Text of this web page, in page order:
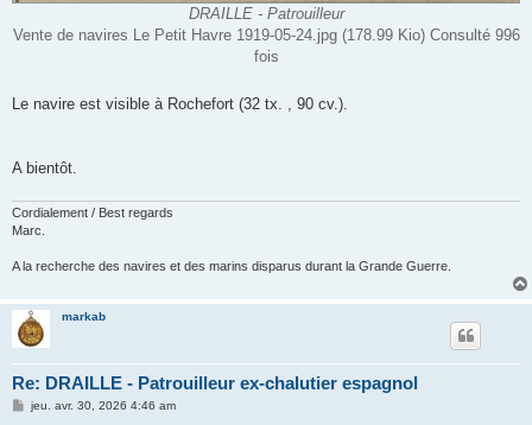
DRAILLE - Patrouilleur
Vente de navires Le Petit Havre 1919-05-24.jpg (178.99 Kio) Consulté 996
fois
Le navire est visible à Rochefort (32 tx. , 90 cv.).
A bientôt.
Cordialement / Best regards
Marc.
A la recherche des navires et des marins disparus durant la Grande Guerre.
markab
Re: DRAILLE - Patrouilleur ex-chalutier espagnol
Mjeu. avr. 30, 2026 4:46 am